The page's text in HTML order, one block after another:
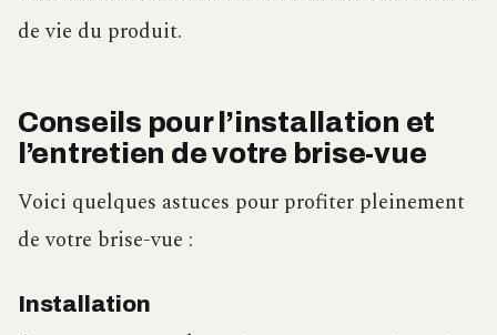
de vie du produit.
Conseils pour l’installation et
l’entretien de votre brise-vue
Voici quelques astuces pour profiter pleinement
de votre brise-vue :
Installation